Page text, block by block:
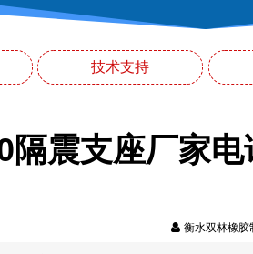
技术支持
隔震支座厂家
衡水双林橡